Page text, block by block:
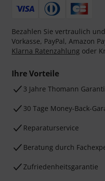
Bezahlen Sie vertraulich
Vorkasse, PayPal, Amazon
Klarna Ratenzahlung oder
Ihre Vorteile
3 Jahre Thomann
30 Tage Money-Back-
Reparaturservice
Beratung durch
Zufriedenheitsgarantie